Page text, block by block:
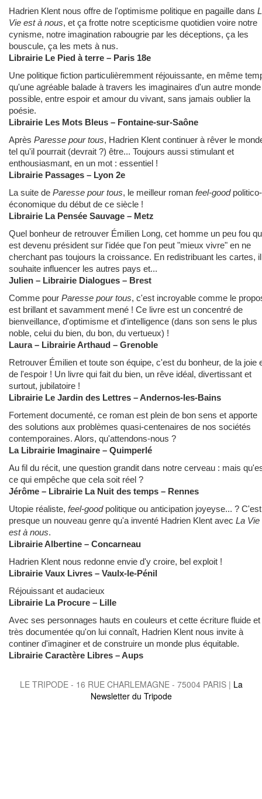
Hadrien Klent nous offre de l'optimisme politique en pagaille dans
Vie est à nous, et ça frotte notre scepticisme quotidien voire notre
cynisme, notre imagination rabougrie par les déceptions, ça les
bouscule, ça les mets à nus.
Librairie Le Pied à terre – Paris 18e
Une politique fiction particulièremment réjouissante, en même
qu'une agréable balade à travers les imaginaires d'un autre monde
possible, entre espoir et amour du vivant, sans jamais oublier la
poésie.
Librairie Les Mots Bleus – Fontaine-sur-Saône
Après Paresse pour tous, Hadrien Klent continuer à rêver le
tel qu'il pourrait (devrait ?) être... Toujours aussi stimulant et
enthousiasmant, en un mot : essentiel !
Librairie Passages – Lyon 2e
La suite de Paresse pour tous, le meilleur roman feel-goodpolitico-
économique du début de ce siècle !
Librairie La Pensée Sauvage – Metz
Quel bonheur de retrouver Émilien Long, cet homme un peu fou
est devenu président sur l'idée que l'on peut "mieux vivre" en ne
cherchant pas toujours la croissance. En redistribuant les cartes, il
souhaite influencer les autres pays et...
Julien – Librairie Dialogues – Brest
Comme pour Paresse pour tous, c'est incroyable comme le
est brillant et savamment mené ! Ce livre est un concentré de
bienveillance, d'optimisme et d'intelligence (dans son sens le plus
noble, celui du bien, du bon, du vertueux) !
Laura – Librairie Arthaud – Grenoble
Retrouver Émilien et toute son équipe, c'est du bonheur, de la joie
de l'espoir ! Un livre qui fait du bien, un rêve idéal, divertissant et
surtout, jubilatoire !
Librairie Le Jardin des Lettres – Andernos-les-Bains
Fortement documenté, ce roman est plein de bon sens et apporte
des solutions aux problèmes quasi-centenaires de nos sociétés
contemporaines. Alors, qu'attendons-nous ?
La Librairie Imaginaire – Quimperlé
Au fil du récit, une question grandit dans notre cerveau : mais
ce qui empêche que cela soit réel ?
Jérôme – Librairie La Nuit des temps – Rennes
Utopie réaliste, feel-goodpolitique ou anticipation joyeyse... ? C'est
presque un nouveau genre qu'a inventé Hadrien Klent avec La Vie
est à nous.
Librairie Albertine – Concarneau
Hadrien Klent nous redonne envie d'y croire, bel exploit !
Librairie Vaux Livres – Vaulx-le-Pénil
Réjouissant et audacieux
Librairie La Procure – Lille
Avec ses personnages hauts en couleurs et cette écriture fluide et
très documentée qu'on lui connaît, Hadrien Klent nous invite à
continer d'imaginer et de construire un monde plus équitable.
Librairie Caractère Libres – Aups
LE TRIPODE - 16 RUE CHARLEMAGNE - 75004 PARIS | La
Newsletter du Tripode